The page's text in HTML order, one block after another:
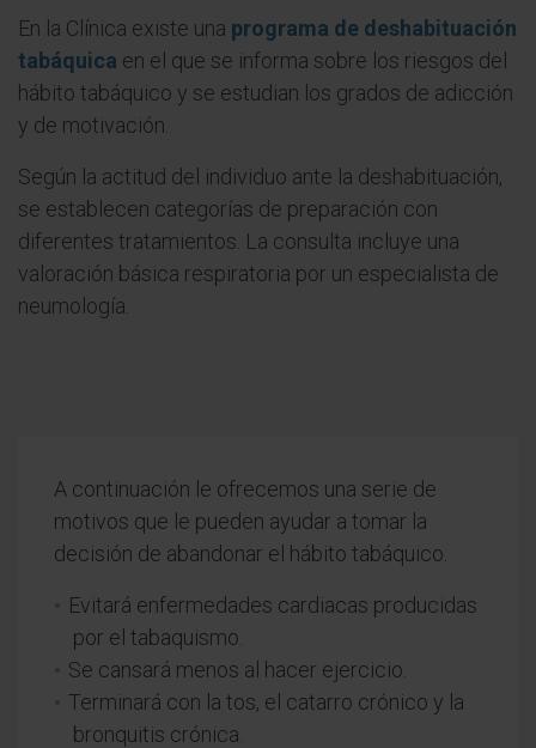
En la Clínica existe una programa de deshabituación
tabáquica en el que se informa sobre los riesgos del
hábito tabáquico y se estudian los grados de adicción
y de motivación.
Según la actitud del individuo ante la deshabituación,
se establecen categorías de preparación con
diferentes tratamientos. La consulta incluye una
valoración básica respiratoria por un especialista de
neumología.
A continuación le ofrecemos una serie de
motivos que le pueden ayudar a tomar la
decisión de abandonar el hábito tabáquico.
Evitará enfermedades cardiacas producidas
por el tabaquismo.
Se cansará menos al hacer ejercicio.
Terminará con la tos, el catarro crónico y la
bronquitis crónica.